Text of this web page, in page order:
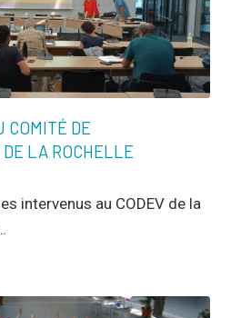
COMITÉ DE
LA ROCHELLE
intervenus au CODEV de la